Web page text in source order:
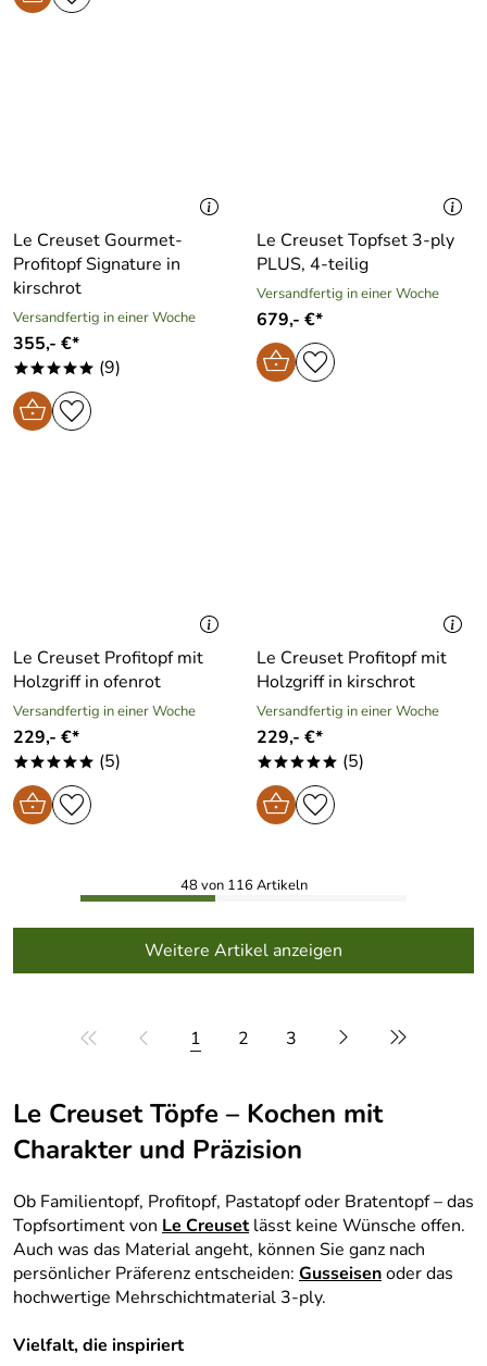
Le Creuset Gourmet-
Profitopf Signature in
kirschrot
Versandfertig in einer Woche
355,- €*
***** (9)
Le Creuset Topfset 3-ply
PLUS, 4-teilig
Versandfertig in einer Woche
679,- €*
Le Creuset Profitopf mit
Holzgriff in ofenrot
Versandfertig in einer Woche
229,- €*
***** (5)
Le Creuset Profitopf mit
Holzgriff in kirschrot
Versandfertig in einer Woche
229,- €*
***** (5)
48 von 116 Artikeln
Weitere Artikel anzeigen
1 2 3
Le Creuset Töpfe – Kochen mit
Charakter und Präzision
Ob Familientopf, Profitopf, Pastatopf oder Bratentopf – das
Topfsortiment von Le Creusetlässt keine Wünsche offen.
Auch was das Material angeht, können Sie ganz nach
persönlicher Präferenz entscheiden: Gusseisenoder das
hochwertige Mehrschichtmaterial 3‑ply.
Vielfalt, die inspiriert